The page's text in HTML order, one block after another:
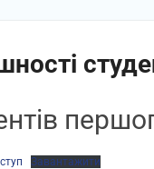
Завантажити